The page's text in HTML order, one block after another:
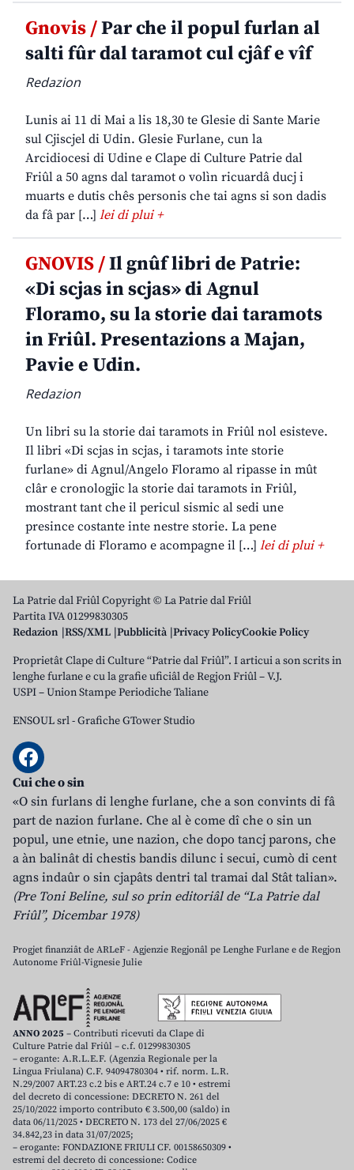
Gnovis /Par che il popul furlan al
salti fûr dal taramot cul cjâf e vîf
Redazion
Lunis ai 11 di Mai a lis 18,30 te Glesie di Sante Marie
sul Cjiscjel di Udin. Glesie Furlane, cun la
Arcidiocesi di Udine e Clape di Culture Patrie dal
Friûl a 50 agns dal taramot o volìn ricuardâ ducj i
muarts e dutis chês personis che tai agns si son dadis
da fâ par […] lei di plui +
GNOVIS /Il gnûf libri de Patrie:
«Di scjas in scjas» di Agnul
Floramo, su la storie dai taramots
in Friûl. Presentazions a Majan,
Pavie e Udin.
Redazion
Un libri su la storie dai taramots in Friûl nol esisteve.
Il libri «Di scjas in scjas, i taramots inte storie
furlane» di Agnul/Angelo Floramo al ripasse in mût
clâr e cronologjic la storie dai taramots in Friûl,
mostrant tant che il pericul sismic al sedi une
presince costante inte nestre storie. La pene
fortunade di Floramo e acompagne il […] lei di plui +
La Patrie dal Friûl Copyright © La Patrie dal Friûl
Partita IVA 01299830305
Redazion RSS/XML Pubblicità Privacy PolicyCookie Policy
Proprietât Clape di Culture “Patrie dal Friûl”. I articui a son scrits in
lenghe furlane e cu la grafie uficiâl de Regjon Friûl – V.J.
USPI – Union Stampe Periodiche Taliane
ENSOUL srl-Grafiche GTower Studio
Cui che o sin
«O sin furlans di lenghe furlane, che a son convints di fâ
part de nazion furlane. Che al è come dî che o sin un
popul, une etnie, une nazion, che dopo tancj parons, che
a àn balinât di chestis bandis dilunc i secui, cumò di cent
agns indaûr o sin cjapâts dentri tal tramai dal Stât talian».
(Pre Toni Beline, sul so prin editoriâl de “La Patrie dal
Friûl”, Dicembar 1978)
Progjet finanziât de ARLeF - Agjenzie Regjonâl pe Lenghe Furlane e de Regjon
Autonome Friûl-Vignesie Julie
ANNO 2025 – Contributi ricevuti da Clape di
Culture Patrie dal Friûl – c.f. 01299830305
– erogante: A.R.L.E.F. (Agenzia Regionale per la
Lingua Friulana) C.F. 94094780304 • rif. norm. L.R.
N.29/2007 ART.23 c.2 bis e ART.24 c.7 e 10 • estremi
del decreto di concessione: DECRETO N. 261 del
25/10/2022 importo contributo € 3.500,00 (saldo) in
data 06/11/2025 • DECRETO N. 173 del 27/06/2025 €
34.842,23 in data 31/07/2025;
– erogante: FONDAZIONE FRIULI CF. 00158650309 •
estremi del decreto di concessione: Codice